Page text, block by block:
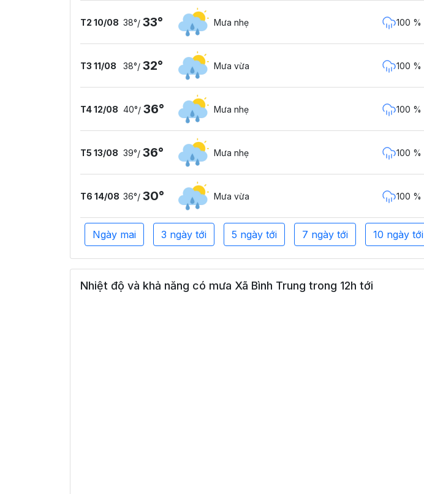
T2 10/08 38°/ 33° Mưa nhẹ 100 %
T3 11/08 38°/ 32° Mưa vừa 100 %
T4 12/08 40°/ 36° Mưa nhẹ 100 %
T5 13/08 39°/ 36° Mưa nhẹ 100 %
T6 14/08 36°/ 30° Mưa vừa 100 %
Ngày mai 3 ngày tới 5 ngày tới 7 ngày tới 10 ngày tới
Nhiệt độ và khả năng có mưa Xã Bình Trung trong 12h tới